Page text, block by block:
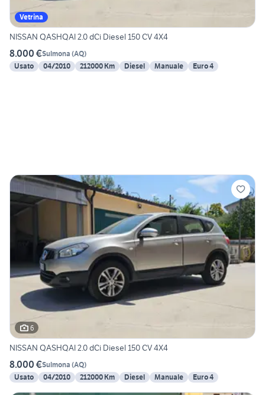
Vetrina
NISSAN QASHQAI 2.0 dCi Diesel 150 CV 4X4
8.000 €Sulmona (AQ)
Usato
04/2010 212000 Km Diesel Manuale Euro 4
6
NISSAN QASHQAI 2.0 dCi Diesel 150 CV 4X4
8.000 €Sulmona (AQ)
Usato
04/2010 212000 Km Diesel Manuale Euro 4